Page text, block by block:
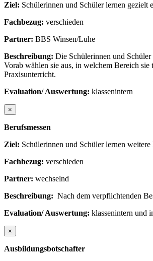
Ziel: Schülerinnen und Schüler lernen gezielt
Fachbezug: verschieden
Partner: BBS Winsen/Luhe
Beschreibung: Die Schülerinnen und
Vorab wählen sie aus, in welchem Bereich
Praxisunterricht.
Evaluation/ Auswertung: klassenintern
×
Berufsmessen
Ziel: Schülerinnen und Schüler lernen
Fachbezug: verschieden
Partner: wechselnd
Beschreibung: Nach dem verpflichtenden
Evaluation/ Auswertung: klassenintern und
×
Ausbildungsbotschafter